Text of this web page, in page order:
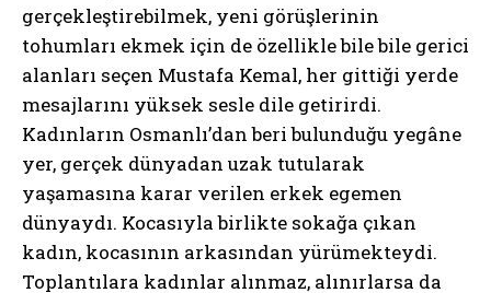
gerçekleştirebilmek, yeni görüşlerinin
tohumları ekmek için de özellikle bile bile gerici
alanları seçen Mustafa Kemal, her gittiği yerde
mesajlarını yüksek sesle dile getirirdi.
Kadınların Osmanlı’dan beri bulunduğu yegâne
yer, gerçek dünyadan uzak tutularak
yaşamasına karar verilen erkek egemen
dünyaydı. Kocasıyla birlikte sokağa çıkan
kadın, kocasının arkasından yürümekteydi.
Toplantılara kadınlar alınmaz, alınırlarsa da